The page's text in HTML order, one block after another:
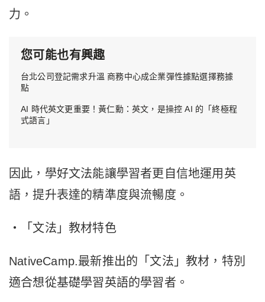
力。
您可能也有興趣
台北公司登記需求升溫 商務中心成企業彈性據點選擇務據
點
AI 時代英文更重要！黃仁勳：英文，是操控 AI 的「終極程
式語言」
因此，學好文法能讓學習者更自信地運用英
語，提升表達的精準度與流暢度。
・「文法」教材特色
NativeCamp.最新推出的「文法」教材，特別
適合想從基礎學習英語的學習者。